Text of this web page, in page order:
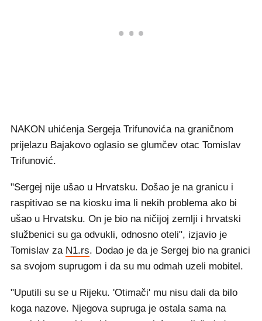
NAKON uhićenja Sergeja Trifunovića na graničnom
prijelazu Bajakovo oglasio se glumčev otac Tomislav
Trifunović.
"Sergej nije ušao u Hrvatsku. Došao je na granicu i
raspitivao se na kiosku ima li nekih problema ako bi
ušao u Hrvatsku. On je bio na ničijoj zemlji i hrvatski
službenici su ga odvukli, odnosno oteli", izjavio je
Tomislav za N1.rs. Dodao je da je Sergej bio na granici
sa svojom suprugom i da su mu odmah uzeli mobitel.
"Uputili su se u Rijeku. 'Otimači' mu nisu dali da bilo
koga nazove. Njegova supruga je ostala sama na